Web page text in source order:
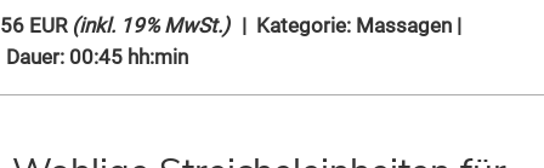
56 EUR (inkl. 19% MwSt.) | Kategorie: Massagen |
Dauer: 00:45 hh:min